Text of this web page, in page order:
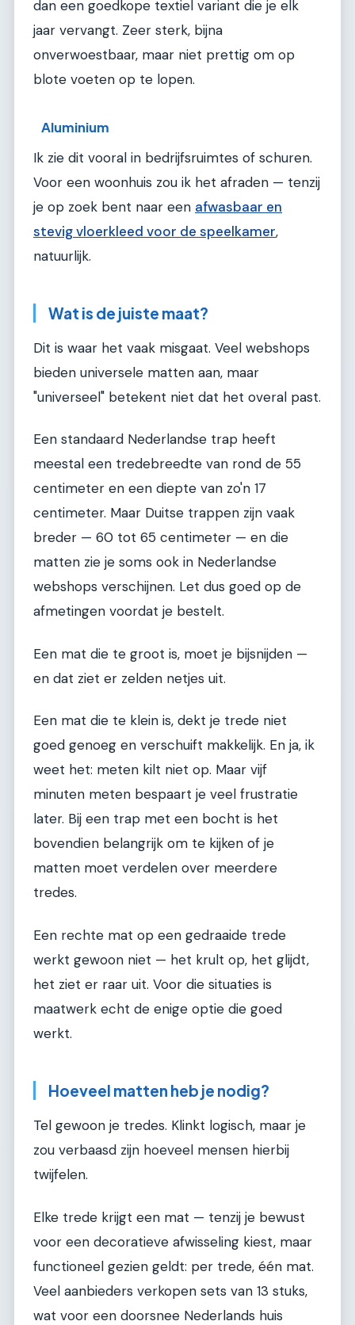
dan een goedkope textiel variant die je elk
jaar vervangt. Zeer sterk, bijna
onverwoestbaar, maar niet prettig om op
blote voeten op te lopen.
Aluminium
Ik zie dit vooral in bedrijfsruimtes of schuren.
Voor een woonhuis zou ik het afraden — tenzij
je op zoek bent naar een afwasbaar en
stevig vloerkleed voor de speelkamer,
natuurlijk.
Wat is de juiste maat?
Dit is waar het vaak misgaat. Veel webshops
bieden universele matten aan, maar
"universeel" betekent niet dat het overal past.
Een standaard Nederlandse trap heeft
meestal een tredebreedte van rond de 55
centimeter en een diepte van zo'n 17
centimeter. Maar Duitse trappen zijn vaak
breder — 60 tot 65 centimeter — en die
matten zie je soms ook in Nederlandse
webshops verschijnen. Let dus goed op de
afmetingen voordat je bestelt.
Een mat die te groot is, moet je bijsnijden —
en dat ziet er zelden netjes uit.
Een mat die te klein is, dekt je trede niet
goed genoeg en verschuift makkelijk. En ja, ik
weet het: meten kilt niet op. Maar vijf
minuten meten bespaart je veel frustratie
later. Bij een trap met een bocht is het
bovendien belangrijk om te kijken of je
matten moet verdelen over meerdere
tredes.
Een rechte mat op een gedraaide trede
werkt gewoon niet — het krult op, het glijdt,
het ziet er raar uit. Voor die situaties is
maatwerk echt de enige optie die goed
werkt.
Hoeveel matten heb je nodig?
Tel gewoon je tredes. Klinkt logisch, maar je
zou verbaasd zijn hoeveel mensen hierbij
twijfelen.
Elke trede krijgt een mat — tenzij je bewust
voor een decoratieve afwisseling kiest, maar
functioneel gezien geldt: per trede, één mat.
Veel aanbieders verkopen sets van 13 stuks,
wat voor een doorsnee Nederlands huis